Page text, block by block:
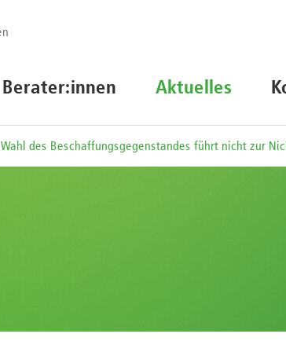
Berater:innen Aktuelles
Wahl des Beschaffungsgegenstandes führt nicht zur